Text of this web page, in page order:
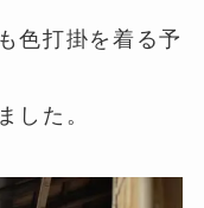
色打掛を着る予
した。